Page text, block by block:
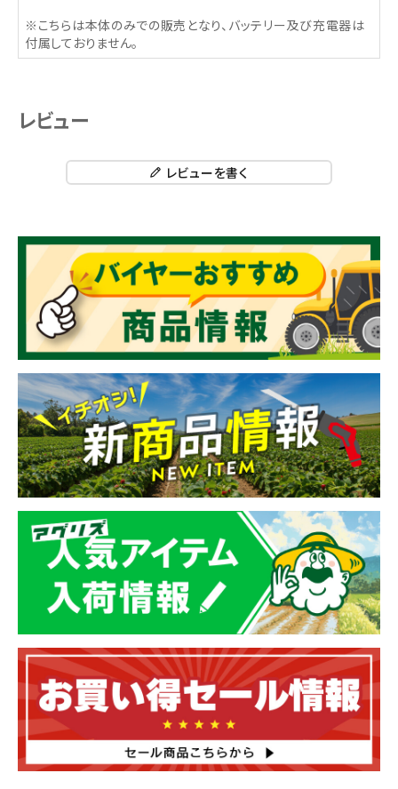
※こちらは本体のみでの販売となり、バッテリー及び充電器は
付属しておりません。
レビュー
レビューを書く